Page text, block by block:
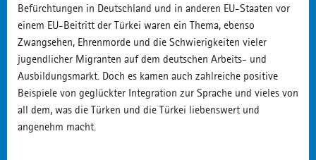
Befürchtungen in Deutschland und in anderen EU-Staaten vor
einem EU-Beitritt der Türkei waren ein Thema, ebenso
Zwangsehen, Ehrenmorde und die Schwierigkeiten vieler
jugendlicher Migranten auf dem deutschen Arbeits- und
Ausbildungsmarkt. Doch es kamen auch zahlreiche positive
Beispiele von geglückter Integration zur Sprache und vieles von
all dem, was die Türken und die Türkei liebenswert und
angenehm macht.